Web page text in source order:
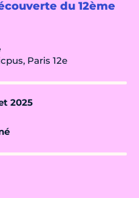
du 12ème
Paris 12e
2025